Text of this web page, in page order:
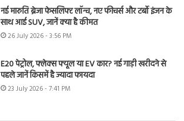
नई मारुति ब्रेजा फेसलिफ्ट लॉन्च, नए फीचर्स और टर्बो इंजन के
साथ आई SUV, जानें क्या है कीमत
26 July 2026 - 3:56 PM
E20 पेट्रोल, फ्लेक्स फ्यूल या EV कार? नई गाड़ी खरीदने से
पहले जानें किसमें है ज्यादा फायदा
23 July 2026 - 7:41 PM